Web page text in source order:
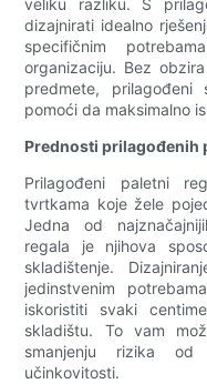
veliku razliku. S
dizajnirati idealno
specifičnim
organizaciju. Bez
predmete,
pomoći da maksimalno
Prednosti prilagođenih
Prilagođeni paletni
tvrtkama koje žele
Jedna od
regala je njihova
skladištenje.
jedinstvenim
iskoristiti svaki
skladištu. To vam
smanjenju rizika
učinkovitosti.